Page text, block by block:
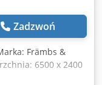
Zadzwoń
Främbs &
6500 x 2400
* Napęd: silnik